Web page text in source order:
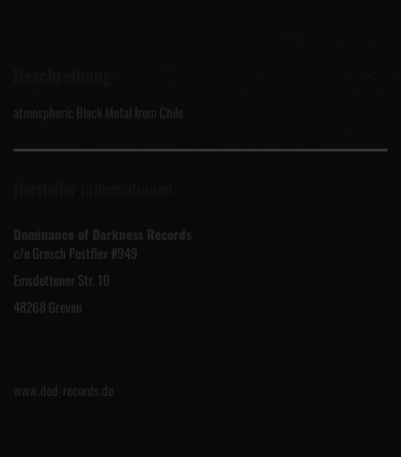
atmospheric Black Metal from Chile
Dominance of Darkness Records
c/o Grosch Postflex #949
Emsdettener Str. 10
48268 Greven
www.dod-records.de